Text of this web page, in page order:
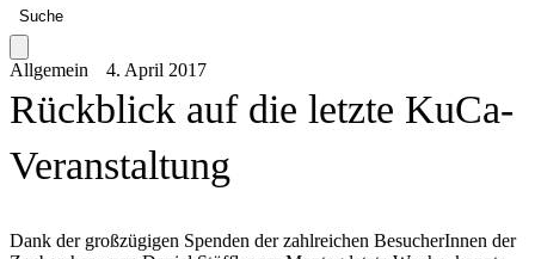
Suche
Allgemein 4. April 2017
Rückblick auf die letzte KuCa-
Veranstaltung
Dank der großzügigen Spenden der zahlreichen BesucherInnen der